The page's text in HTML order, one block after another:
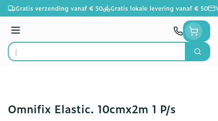
Ga naar de inhoud
Gratis verzending vanaf € 50 Gratis lokale levering vanaf € 50
Menu
Product, merk, categorie...
Zoek
Omnifix Elastic. 10cmx2m 1 P/s